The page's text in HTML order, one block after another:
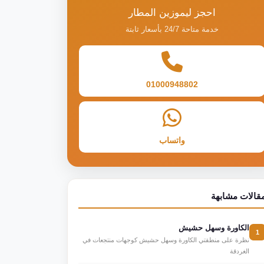
احجز ليموزين المطار
خدمة متاحة 24/7 بأسعار ثابتة
01000948802
واتساب
مشابهة
1 الكاورة وسهل حشيش
نظرة على منطقتي الكاورة وسهل حشيش كوجهات منتجعات في
الغردقة